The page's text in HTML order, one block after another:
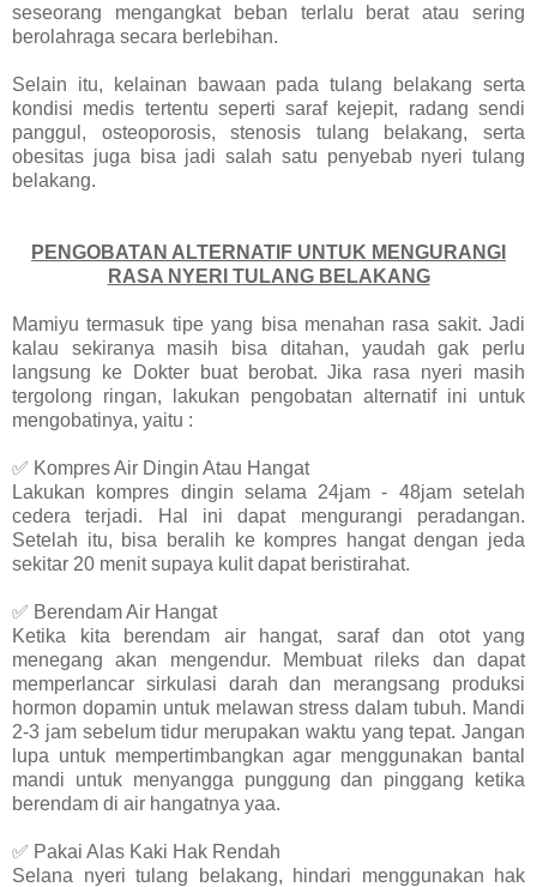
seseorang mengangkat beban terlalu berat atau sering
berolahraga secara berlebihan.
Selain itu, kelainan bawaan pada tulang belakang serta
kondisi medis tertentu seperti saraf kejepit, radang sendi
panggul, osteoporosis, stenosis tulang belakang, serta
obesitas juga bisa jadi salah satu penyebab nyeri tulang
belakang.
PENGOBATAN ALTERNATIF UNTUK MENGURANGI
RASA NYERI TULANG BELAKANG
Mamiyu termasuk tipe yang bisa menahan rasa sakit. Jadi
kalau sekiranya masih bisa ditahan, yaudah gak perlu
langsung ke Dokter buat berobat. Jika rasa nyeri masih
tergolong ringan, lakukan pengobatan alternatif ini untuk
mengobatinya, yaitu :
✅ Kompres Air Dingin Atau Hangat
Lakukan kompres dingin selama 24jam - 48jam setelah
cedera terjadi. Hal ini dapat mengurangi peradangan.
Setelah itu, bisa beralih ke kompres hangat dengan jeda
sekitar 20 menit supaya kulit dapat beristirahat.
✅ Berendam Air Hangat
Ketika kita berendam air hangat, saraf dan otot yang
menegang akan mengendur. Membuat rileks dan dapat
memperlancar sirkulasi darah dan merangsang produksi
hormon dopamin untuk melawan stress dalam tubuh. Mandi
2-3 jam sebelum tidur merupakan waktu yang tepat. Jangan
lupa untuk mempertimbangkan agar menggunakan bantal
mandi untuk menyangga punggung dan pinggang ketika
berendam di air hangatnya yaa.
✅ Pakai Alas Kaki Hak Rendah
Selana nyeri tulang belakang, hindari menggunakan hak